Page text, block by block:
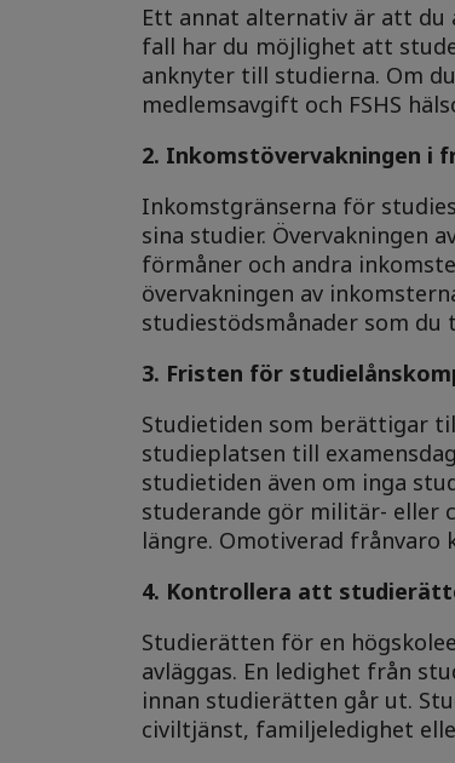
Ett annat alternativ är att du
fall har du möjlighet att
anknyter till studierna. Om
medlemsavgift och FSHS
2. Inkomstövervakningen i
Inkomstgränserna för
sina studier. Övervakningen
förmåner och andra
övervakningen av
studiestödsmånader som
3. Fristen för
Studietiden som berättigar
studieplatsen till
studietiden även om inga
studerande gör militär- eller
längre. Omotiverad
4. Kontrollera att
Studierätten för en
avläggas. En ledighet från
innan studierätten går ut.
civiltjänst, familjeledighet